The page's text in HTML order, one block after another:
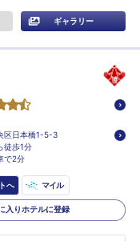
ギャラリー
区日本橋1-5-3
徒歩1分
で2分
へ マイル
入りホテルに登録